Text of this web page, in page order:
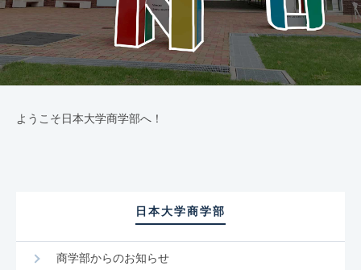
ようこそ日本大学商学部へ！
日本大学商学部
商学部からのお知らせ